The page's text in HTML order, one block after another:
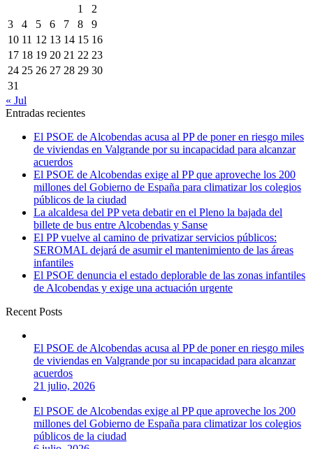
1
2
3
4 5 6 7 8
9
10 11 12 13 14 15 16
17 18 19 20 21 22 23
24 25 26 27 28 29 30
31
« Jul
Entradas recientes
El PSOE de Alcobendas acusa al PP de poner en riesgo miles
de viviendas en Valgrande por su incapacidad para alcanzar
acuerdos
El PSOE de Alcobendas exige al PP que aproveche los 200
millones del Gobierno de España para climatizar los colegios
públicos de la ciudad
La alcaldesa del PP veta debatir en el Pleno la bajada del
billete de bus entre Alcobendas y Sanse
El PP vuelve al camino de privatizar servicios públicos:
SEROMAL dejará de asumir el mantenimiento de las áreas
infantiles
El PSOE denuncia el estado deplorable de las zonas infantiles
de Alcobendas y exige una actuación urgente
Recent Posts
El PSOE de Alcobendas acusa al PP de poner en riesgo miles
de viviendas en Valgrande por su incapacidad para alcanzar
acuerdos
21 julio, 2026
El PSOE de Alcobendas exige al PP que aproveche los 200
millones del Gobierno de España para climatizar los colegios
públicos de la ciudad